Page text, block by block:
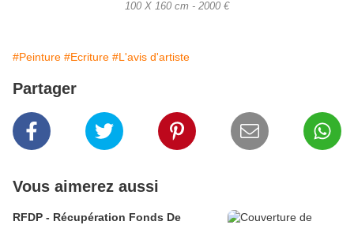
100 X 160 cm - 2000 €
#Peinture #Ecriture #L'avis d'artiste
Partager
Vous aimerez aussi
RFDP - Récupération Fonds De